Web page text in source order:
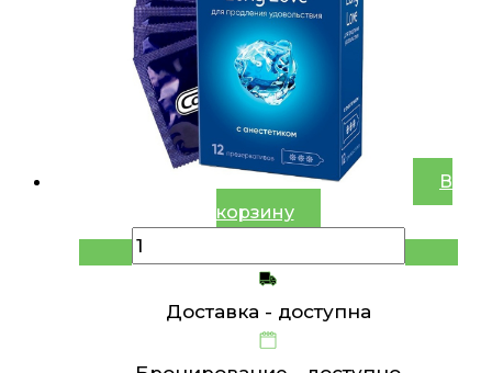
В
корзину
Доставка - доступна